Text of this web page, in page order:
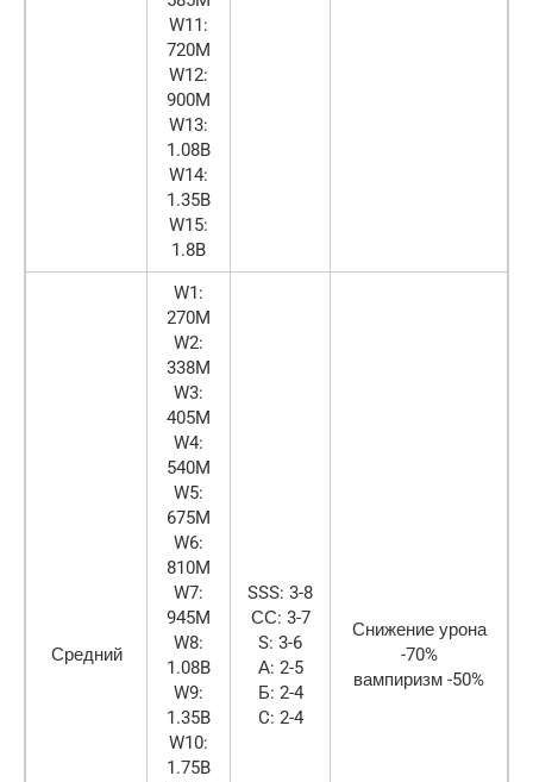
W11:
720M
W12:
900M
W13:
1.08B
W14:
1.35B
W15:
1.8B
Средний
W1:
270M
W2:
338M
W3:
405M
W4:
540M
W5:
675M
W6:
810M
W7:
945M
W8:
1.08B
W9:
1.35B
W10:
1.75B
SSS: 3-8
СС: 3-7
S: 3-6
А: 2-5
Б: 2-4
C: 2-4
Снижение урона
-70%
вампиризм -50%